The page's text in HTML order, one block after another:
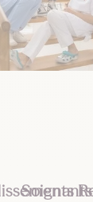
Soignants